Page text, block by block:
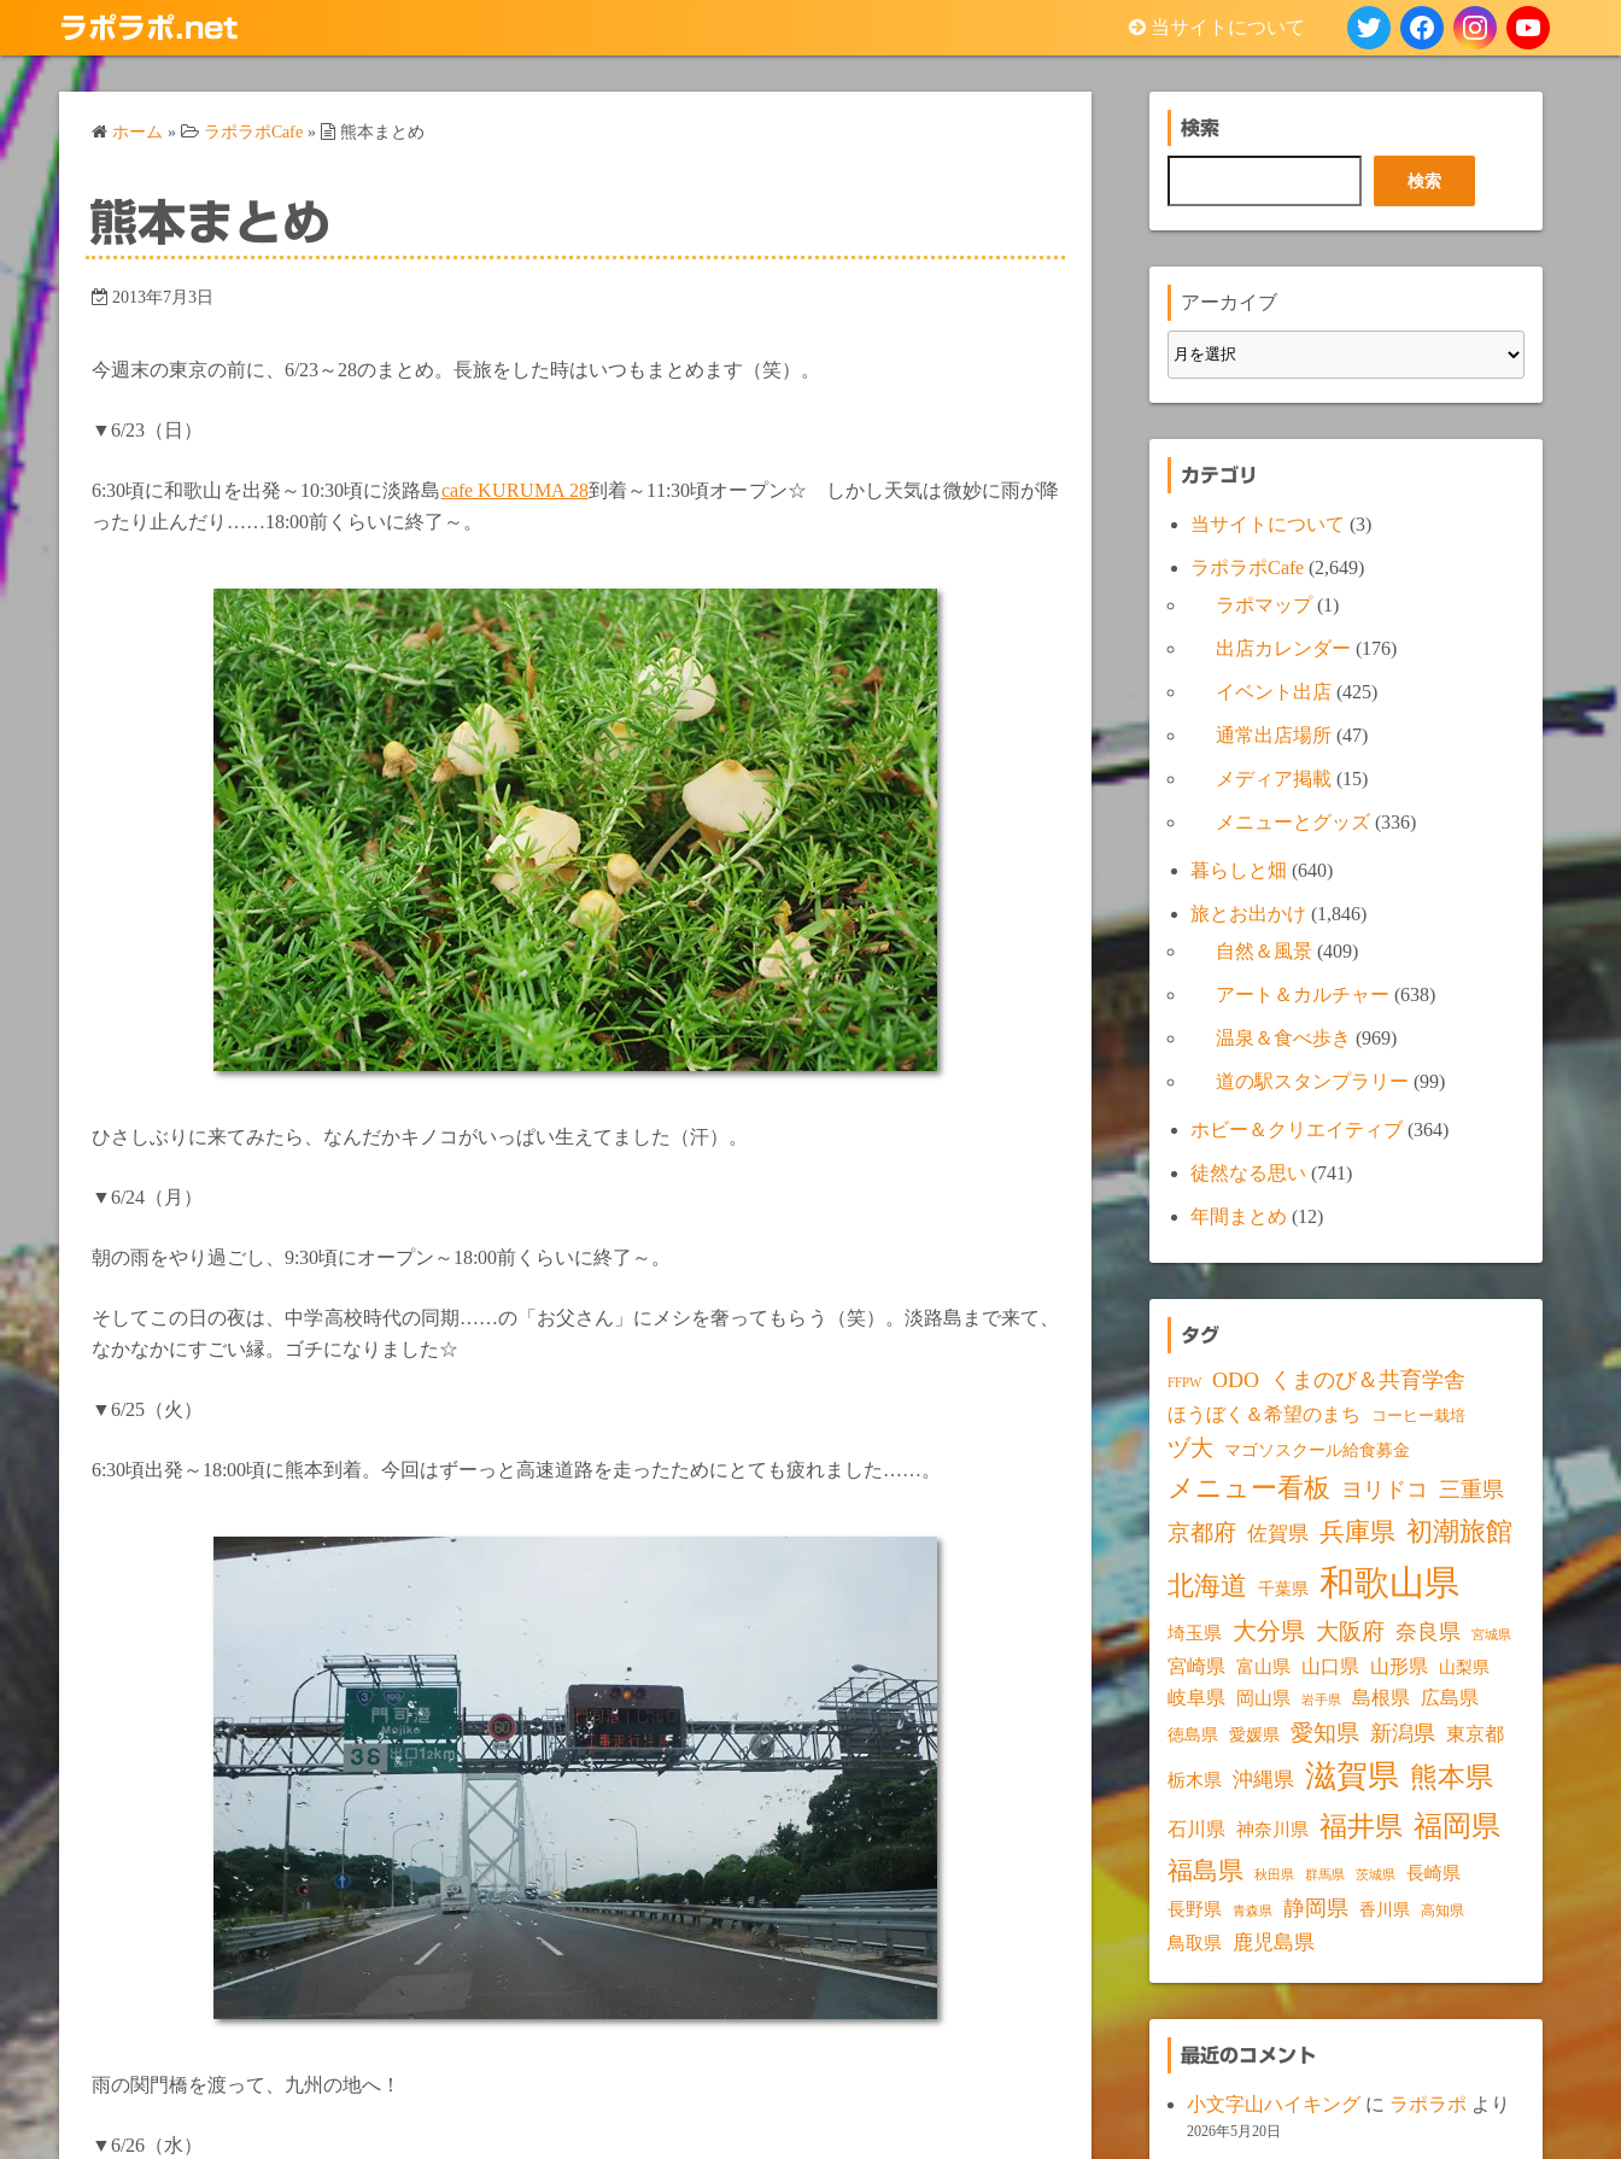
テ
ン
ツ
ッ
ラポラポ.net 当サイトについて
ホーム » ラポラポCafe » 熊本まとめ
熊本まとめ
2013年7月3日
今週末の東京の前に、6/23～28のまとめ。長旅をした時はいつもまとめます（笑）。
▼6/23（日）
6:30頃に和歌山を出発～10:30頃に淡路島cafe KURUMA 28到着～11:30頃オープン☆ しかし天気は微妙に雨が降
ったり止んだり……18:00前くらいに終了～。
ひさしぶりに来てみたら、なんだかキノコがいっぱい生えてました（汗）。
▼6/24（月）
朝の雨をやり過ごし、9:30頃にオープン～18:00前くらいに終了～。
そしてこの日の夜は、中学高校時代の同期……の「お父さん」にメシを奢ってもらう（笑）。淡路島まで来て、
なかなかにすごい縁。ゴチになりました☆
▼6/25（火）
6:30頃出発～18:00頃に熊本到着。今回はずーっと高速道路を走ったためにとても疲れました……。
雨の関門橋を渡って、九州の地へ！
▼6/26（水）
検索
索
検索
アーカイブ
カテゴリ
当サイトについて (3)
ラポラポCafe (2,649)
ラポマップ(1)
出店カレンダー (176)
イベント出店 (425)
通常出店場所 (47)
メディア掲載 (15)
メニューとグッズ (336)
暮らしと畑 (640)
旅とお出かけ (1,846)
自然＆風景 (409)
アート＆カルチャー (638)
温泉＆食べ歩き (969)
道の駅スタンプラリー (99)
ホビー＆クリエイティブ (364)
徒然なる思い (741)
年間まとめ (12)
タグ
FFPW ODO くまのび＆共育学舎
ほうぼく＆希望のまち コーヒー栽培
ヅ大 マゴソスクール給食募金
メニュー看板 ヨリドコ 三重県
京都府 佐賀県 兵庫県 初潮旅館
北海道
千葉県 和歌山県
埼玉県 大分県 大阪府 奈良県 宮城県
宮崎県 富山県 山口県 山形県 山梨県
岐阜県 岡山県 岩手県 島根県 広島県
徳島県 愛媛県 愛知県 新潟県 東京都
栃木県 沖縄県 滋賀県 熊本県
石川県 神奈川県 福井県 福岡県
福島県 秋田県 群馬県 茨城県 長崎県
長野県 青森県 静岡県 香川県 高知県
鳥取県 鹿児島県
最近のコメント
小文字山ハイキング に ラポラポ より
2026年5月20日